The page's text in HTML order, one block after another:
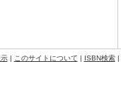
| このサイトについて | ISBN検索|